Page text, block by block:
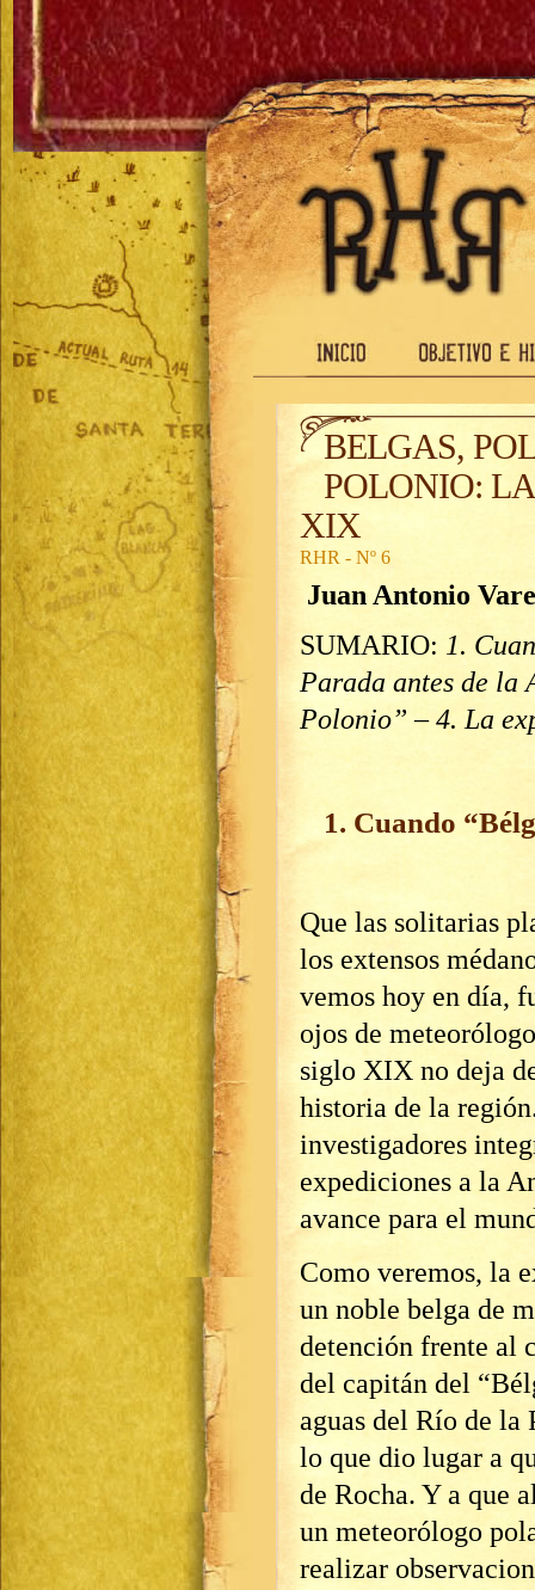
BELGAS,
POLONIO:
XIX
RHR - Nº 6
Juan Antonio
SUMARIO: 1.
Parada antes de la
Polonio” – 4. La
1. Cuando
Que las solitarias
los extensos
vemos hoy en día,
ojos de
siglo XIX no deja
historia de la
investigadores
expediciones a la
avance para el
Como veremos, la
un noble belga de
detención frente al
del capitán del
aguas del Río de la
lo que dio lugar a
de Rocha. Y a que
un meteorólogo
realizar